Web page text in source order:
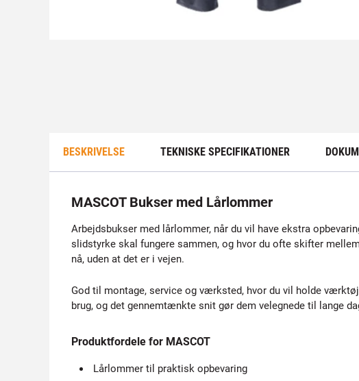
BESKRIVELSE TEKNISKE SPECIFIKATIONER
MASCOT Bukser med Lårlommer
Arbejdsbukser med lårlommer, når du vil have ekstra
slidstyrke skal fungere sammen, og hvor du ofte skifter
nå, uden at det er i vejen.
God til montage, service og værksted, hvor du vil holde
brug, og det gennemtænkte snit gør dem velegnede til lange
Produktfordele for MASCOT
Lårlommer til praktisk opbevaring